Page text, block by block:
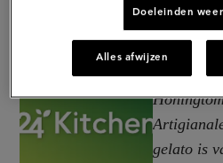
Dit
gelato is
Doeleinden
Alles afwijzen